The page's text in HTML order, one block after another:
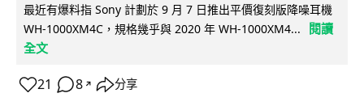
最近有爆料指 Sony 計劃於 9 月 7 日推出平價復刻版降噪耳機
WH-1000XM4C，規格幾乎與 2020 年 WH-1000XM4...
閱讀
全文
21 8 ↗ 分享